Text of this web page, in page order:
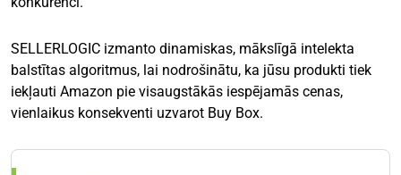
SELLERLOGIC izmanto dinamiskas, mākslīgā intelekta
balstītas algoritmus, lai nodrošinātu, ka jūsu produkti tiek
iekļauti Amazon pie visaugstākās iespējamās cenas,
vienlaikus konsekventi uzvarot Buy Box.